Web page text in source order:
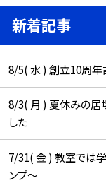
新着記事
8/5( 水 ) 創立10周
8/3( 月 ) 夏休みの居
した
7/31( 金 ) 教室では
ンプ～